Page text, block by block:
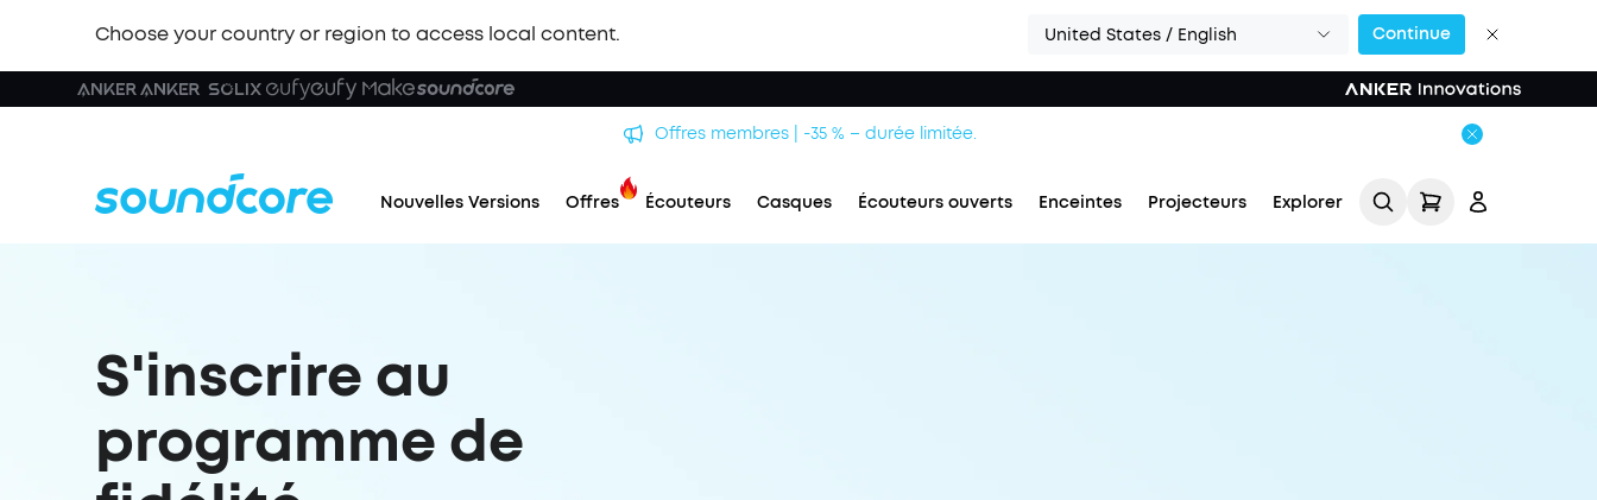
Choose your country or region to access local content. United States / English Continue
Offres membres | -35 % – durée limitée.
Nouvelles Versions Offres Écouteurs Casques Écouteurs ouverts Enceintes Projecteurs Explorer
S'inscrire au
programme de